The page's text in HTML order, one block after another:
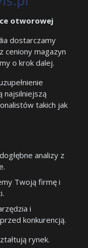
otworowej
dostarczamy
ceniony magazyn
o krok dalej.
najsilniejszą
takich jak
analizy z
Twoją firmę i
i
konkurencją.
rynek.